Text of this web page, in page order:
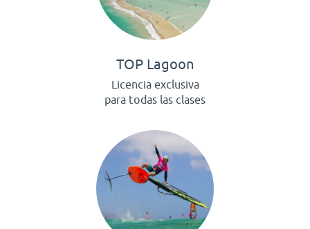
TOP Lagoon
Licencia exclusiva
para todas las clases